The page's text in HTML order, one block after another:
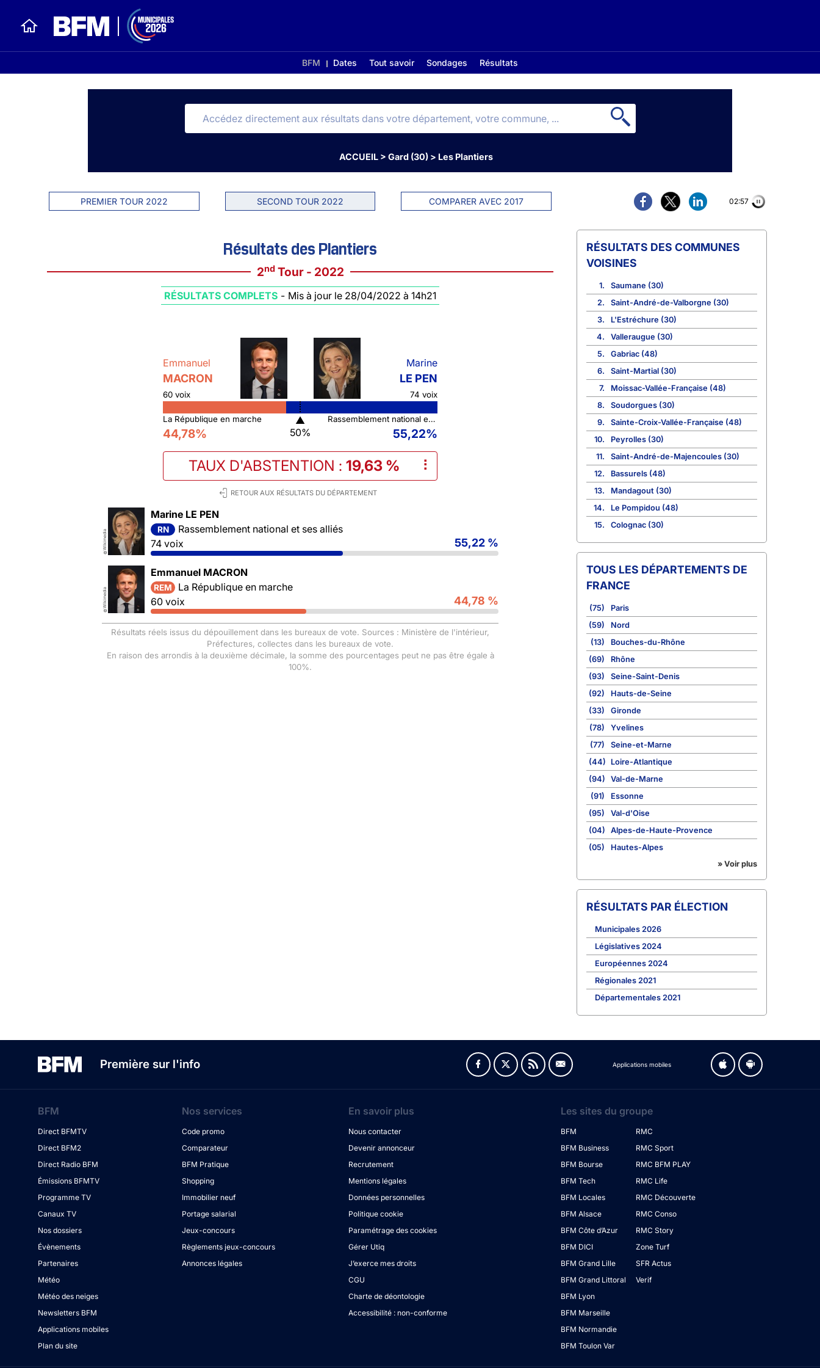
BFM Dates Tout savoir Sondages Résultats
ACCUEIL > Gard (30) > Les Plantiers
PREMIER TOUR 2022 SECOND TOUR 2022 COMPARER AVEC 2017 02:56
Résultats des Plantiers
2ndTour - 2022
RÉSULTATS COMPLETS - Mis à jour le 28/04/2022 à 14h21
Emmanuel
MACRON
60 voix
Marine
LE PEN
74 voix
La République en marche
44,78%
▲
50%
Rassemblement national et ses alliés
55,22%
TAUX D'ABSTENTION : 19,63 % ⠇
RETOUR AUX RÉSULTATS DU DÉPARTEMENT
©
Wikimedia
Marine LE PEN
RN
Rassemblement national et ses alliés
74 voix
55,22 %
©
Wikimedia
Emmanuel MACRON
REM
La République en marche
60 voix
44,78 %
Résultats réels issus du dépouillement dans les bureaux de vote. Sources : Ministère de l'intérieur,
Préfectures, collectes dans les bureaux de vote.
En raison des arrondis à la deuxième décimale, la somme des pourcentages peut ne pas être égale à
100%.
COMMUNES
VOISINES
1.
Saumane (30)
2.
Saint-André-de-Valborgne (30)
3.
L'Estréchure (30)
4.
Valleraugue (30)
5.
Gabriac (48)
6.
Saint-Martial (30)
7.
Moissac-Vallée-Française (48)
8.
Soudorgues (30)
9.
Sainte-Croix-Vallée-Française (48)
10.
Peyrolles (30)
11.
Saint-André-de-Majencoules (30)
12.
Bassurels (48)
13.
Mandagout (30)
14.
Le Pompidou (48)
15.
Colognac (30)
TOUS LES DÉPARTEMENTS DE
FRANCE
(75)
Paris
(59)
Nord
(13)
Bouches-du-Rhône
(69)
Rhône
(93)
Seine-Saint-Denis
(92)
Hauts-de-Seine
(33)
Gironde
(78)
Yvelines
(77)
Seine-et-Marne
(44)
Loire-Atlantique
(94)
Val-de-Marne
(91)
Essonne
(95)
Val-d'Oise
(04)
Alpes-de-Haute-Provence
(05)
Hautes-Alpes
» Voir plus
RÉSULTATS PAR ÉLECTION
Municipales 2026
Législatives 2024
Européennes 2024
Régionales 2021
Départementales 2021
Première sur l'info Applications mobiles
BFM
Direct BFMTV
Direct BFM2
Direct Radio BFM
Émissions BFMTV
Programme TV
Canaux TV
Nos dossiers
Évènements
Partenaires
Météo
Météo des neiges
Newsletters BFM
Applications mobiles
Plan du site
Nos services
Code promo
Comparateur
BFM Pratique
Shopping
Immobilier neuf
Portage salarial
Jeux-concours
Règlements jeux-concours
Annonces légales
En savoir plus
Nous contacter
Devenir annonceur
Recrutement
Mentions légales
Données personnelles
Politique cookie
Paramétrage des cookies
Gérer Utiq
J’exerce mes droits
CGU
Charte de déontologie
Accessibilité : non-conforme
Les sites du groupe
BFM
BFM Business
BFM Bourse
BFM Tech
BFM Locales
BFM Alsace
BFM Côte d’Azur
BFM DICI
BFM Grand Lille
BFM Grand Littoral
BFM Lyon
BFM Marseille
BFM Normandie
BFM Toulon Var
RMC
RMC Sport
RMC BFM PLAY
RMC Life
RMC Découverte
RMC Conso
RMC Story
Zone Turf
SFR Actus
Verif